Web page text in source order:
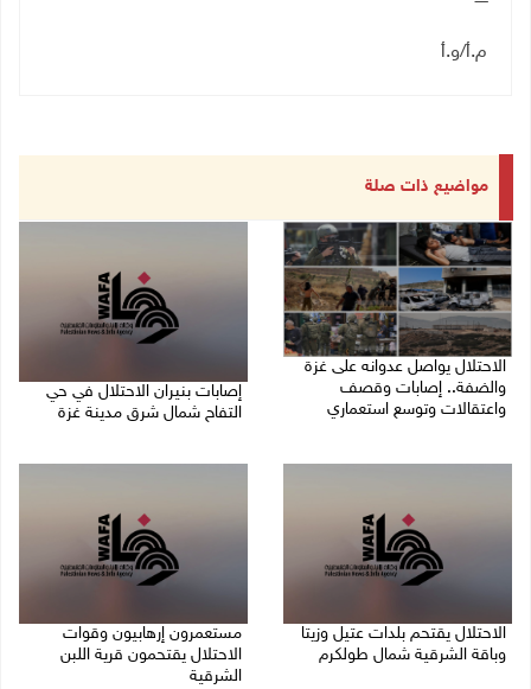
م.أ/و.أ
مواضيع ذات صلة
الاحتلال يواصل عدوانه على غزة
والضفة.. إصابات وقصف
واعتقالات وتوسع استعماري
إصابات بنيران الاحتلال في حي
التفاح شمال شرق مدينة غزة
الاحتلال يقتحم بلدات عتيل وزيتا
وباقة الشرقية شمال طولكرم
مستعمرون إرهابيون وقوات
الاحتلال يقتحمون قرية اللبن
الشرقية